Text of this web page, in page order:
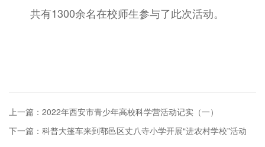
共有1300余名在校师生参与了此次活动。
上一篇：2022年西安市青少年高校科学营活动记实（一）
下一篇：科普大篷车来到鄠邑区丈八寺小学开展“进农村学校”活动